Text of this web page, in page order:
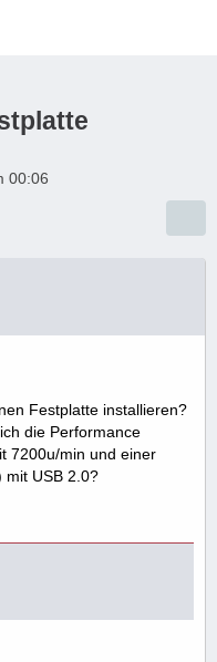
00:06
Festplatte installieren?
die Performance
7200u/min und einer
mit USB 2.0?